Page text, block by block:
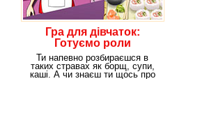
Гра для дівчаток:
Готуємо роли
Ти напевно розбираєшся в
таких стравах як борщ, супи,
каші. А чи знаєш ти щось про